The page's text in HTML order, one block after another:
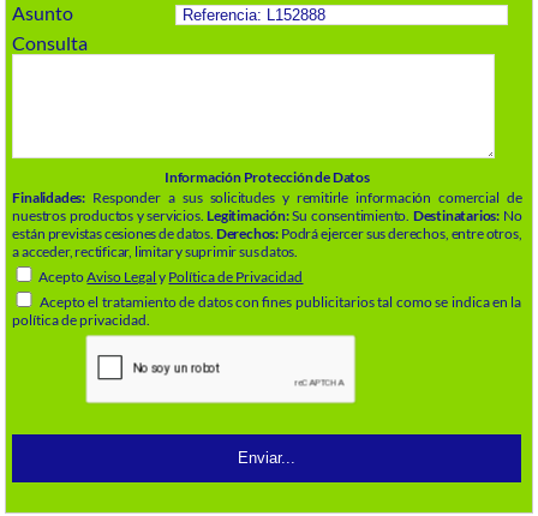
Asunto
Consulta
Información Protección de Datos
Finalidades: Responder a sus solicitudes y remitirle información comercial de
nuestros productos y servicios.Legitimación:Su consentimiento. Destinatarios:No
están previstas cesiones de datos. Derechos: Podrá ejercer sus derechos, entre otros,
a acceder, rectificar, limitar y suprimir sus datos.
AceptoAviso Legal y Política de Privacidad
Acepto el tratamiento de datos con fines publicitarios tal como se indica en la
política de privacidad.